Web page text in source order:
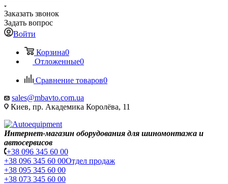
Заказать звонок
Задать вопрос
Войти
Корзина0
Отложенные0
Сравнение товаров0
sales@mbavto.com.ua
Киев, пр. Академика Королёва, 11
Интернет-магазин оборудования для шиномонтажа и
автосервисов
+38 096 345 60 00
+38 096 345 60 00Отдел продаж
+38 095 345 60 00
+38 073 345 60 00